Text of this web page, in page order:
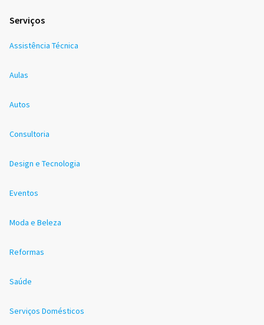
Serviços
Assistência Técnica
Aulas
Autos
Consultoria
Design e Tecnologia
Eventos
Moda e Beleza
Reformas
Saúde
Serviços Domésticos